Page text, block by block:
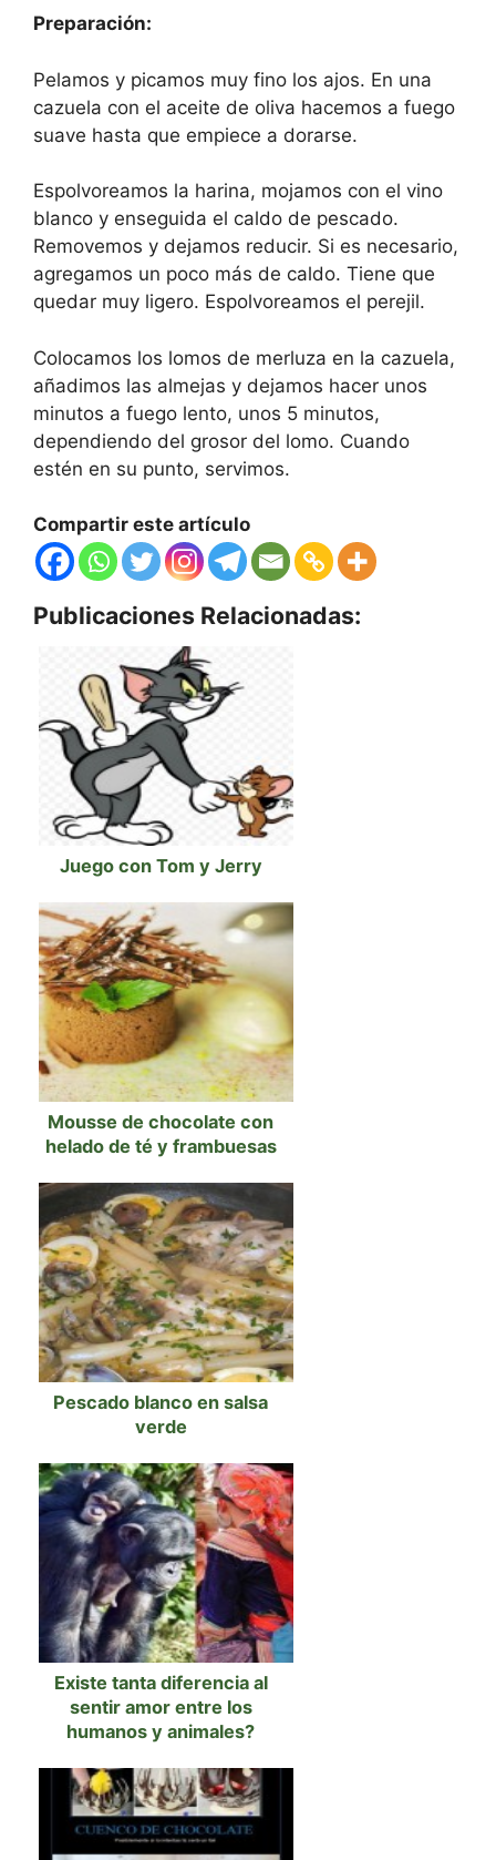
Preparación:
Pelamos y picamos muy fino los ajos. En una
cazuela con el aceite de oliva hacemos a fuego
suave hasta que empiece a dorarse.
Espolvoreamos la harina, mojamos con el vino
blanco y enseguida el caldo de pescado.
Removemos y dejamos reducir. Si es necesario,
agregamos un poco más de caldo. Tiene que
quedar muy ligero. Espolvoreamos el perejil.
Colocamos los lomos de merluza en la cazuela,
añadimos las almejas y dejamos hacer unos
minutos a fuego lento, unos 5 minutos,
dependiendo del grosor del lomo. Cuando
estén en su punto, servimos.
Compartir este artículo
Publicaciones Relacionadas:
Juego con Tom y Jerry
Mousse de chocolate con
helado de té y frambuesas
Pescado blanco en salsa
verde
Existe tanta diferencia al
sentir amor entre los
humanos y animales?